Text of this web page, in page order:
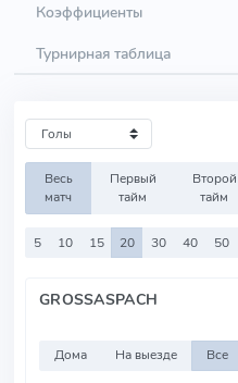
Коэффициенты
Турнирная таблица
Весь
матч
Первый
тайм
Второй
тайм
5 10 15 20 30 40 50
GROSSASPACH
Дома На выезде Все